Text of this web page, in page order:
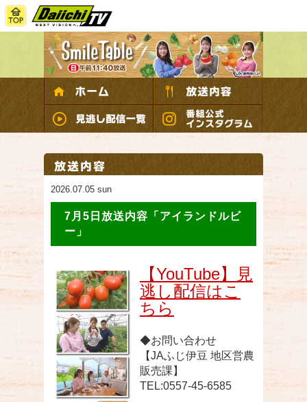
2026.07.05 sun
7月5日放送内容「アイランドルビ
ー」
【YouTube】見
逃し配信はこ
ちら
◆お問い合わせ
【JAふじ伊豆 地区営農
販売課】
TEL:0557-45-6585